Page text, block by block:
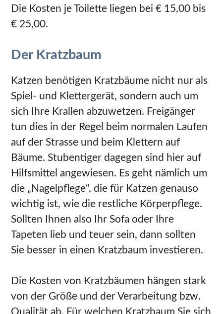
Die Kosten je Toilette liegen bei € 15,00 bis
€ 25,00.
Der Kratzbaum
Katzen benötigen Kratzbäume nicht nur als
Spiel- und Klettergerät, sondern auch um
sich Ihre Krallen abzuwetzen. Freigänger
tun dies in der Regel beim normalen Laufen
auf der Strasse und beim Klettern auf
Bäume. Stubentiger dagegen sind hier auf
Hilfsmittel angewiesen. Es geht nämlich um
die „Nagelpflege“, die für Katzen genauso
wichtig ist, wie die restliche Körperpflege.
Sollten Ihnen also Ihr Sofa oder Ihre
Tapeten lieb und teuer sein, dann sollten
Sie besser in einen Kratzbaum investieren.
Die Kosten von Kratzbäumen hängen stark
von der Größe und der Verarbeitung bzw.
Qualität ab. Für welchen Kratzbaum Sie sich